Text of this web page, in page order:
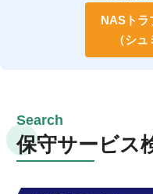
NASトラ
（シ
保守サービス